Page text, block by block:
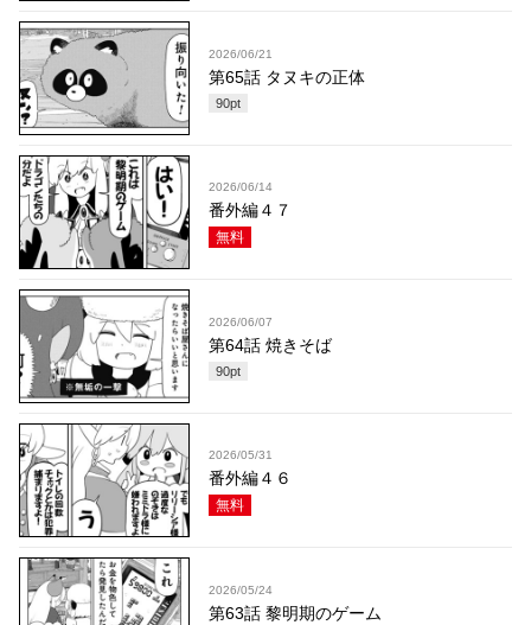
2026/06/21
第65話 タヌキの正体
90pt
2026/06/14
番外編４７
無料
2026/06/07
第64話 焼きそば
90pt
2026/05/31
番外編４６
無料
2026/05/24
第63話 黎明期のゲーム